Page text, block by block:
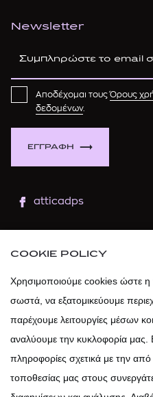
Newsletter
ΕΓΓΡΑΦΗ
Αποδέχομαι τουςΌρους
δεδομένων.
atticadps
atticadps
COOKIE POLICY
Χρησιμοποιούμε cookies ώστε η
σωστά, να εξατομικεύουμε
παρέχουμε λειτουργίες μέσων
αναλύουμε την κυκλοφορία μας.
πληροφορίες σχετικά με την
τοποθεσίας μας στους